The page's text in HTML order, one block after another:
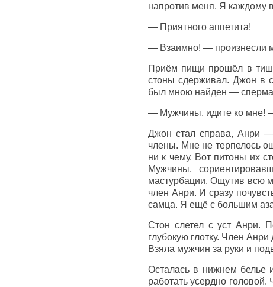
напротив меня. Я каждому
— Приятного аппетита!
— Взаимно! — произнесли
Приём пищи прошёл в
стоны сдерживал. Джон в
был мною найден — сперма.
— Мужчины, идите ко мне!
Джон стал справа, Анри
члены. Мне не терпелось
ни к чему. Вот питоны их
Мужчины,
мастурбации. Ощутив всю
член Анри. И сразу
самца. Я ещё с большим
Стон слетел с уст Анри.
глубокую глотку. Член
Взяла мужчин за руки и
Осталась в нижнем белье
работать усердно